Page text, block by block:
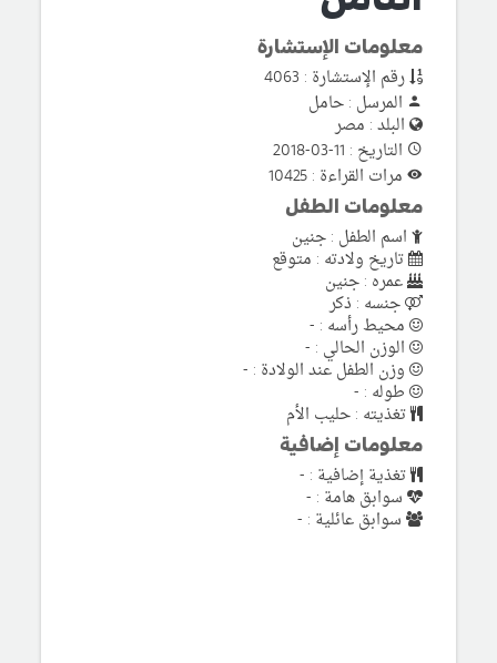
معلومات الإستشارة
رقم الإستشارة : 4063
المرسل : حامل
البلد : مصر
التاريخ : 11-03-2018
مرات القراءة : 10425
معلومات الطفل
اسم الطفل : جنين
تاريخ ولادته : متوقع
عمره : جنين
جنسه : ذكر
محيط رأسه : -
الوزن الحالي : -
وزن الطفل عند الولادة : -
طوله : -
تغذيته : حليب الأم
معلومات إضافية
تغذية إضافية : -
سوابق هامة : -
سوابق عائلية : -